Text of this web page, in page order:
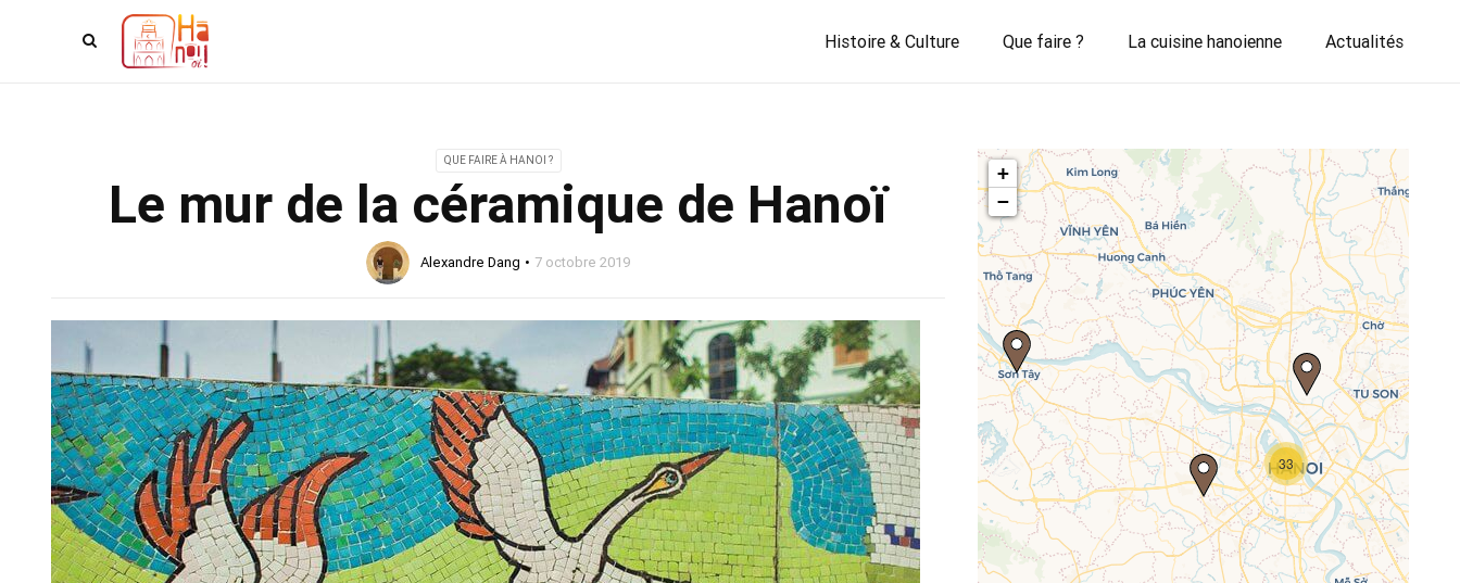
Histoire & Culture Que faire ? La cuisine hanoienne Actualités
QUE FAIRE À HANOI ?
Le mur de la céramique de Hanoï
Alexandre Dang 7 octobre 2019
Travelers' Map is loading...
If you see this after your page is
loaded completely, leafletJS files are
missing.
33
+
−